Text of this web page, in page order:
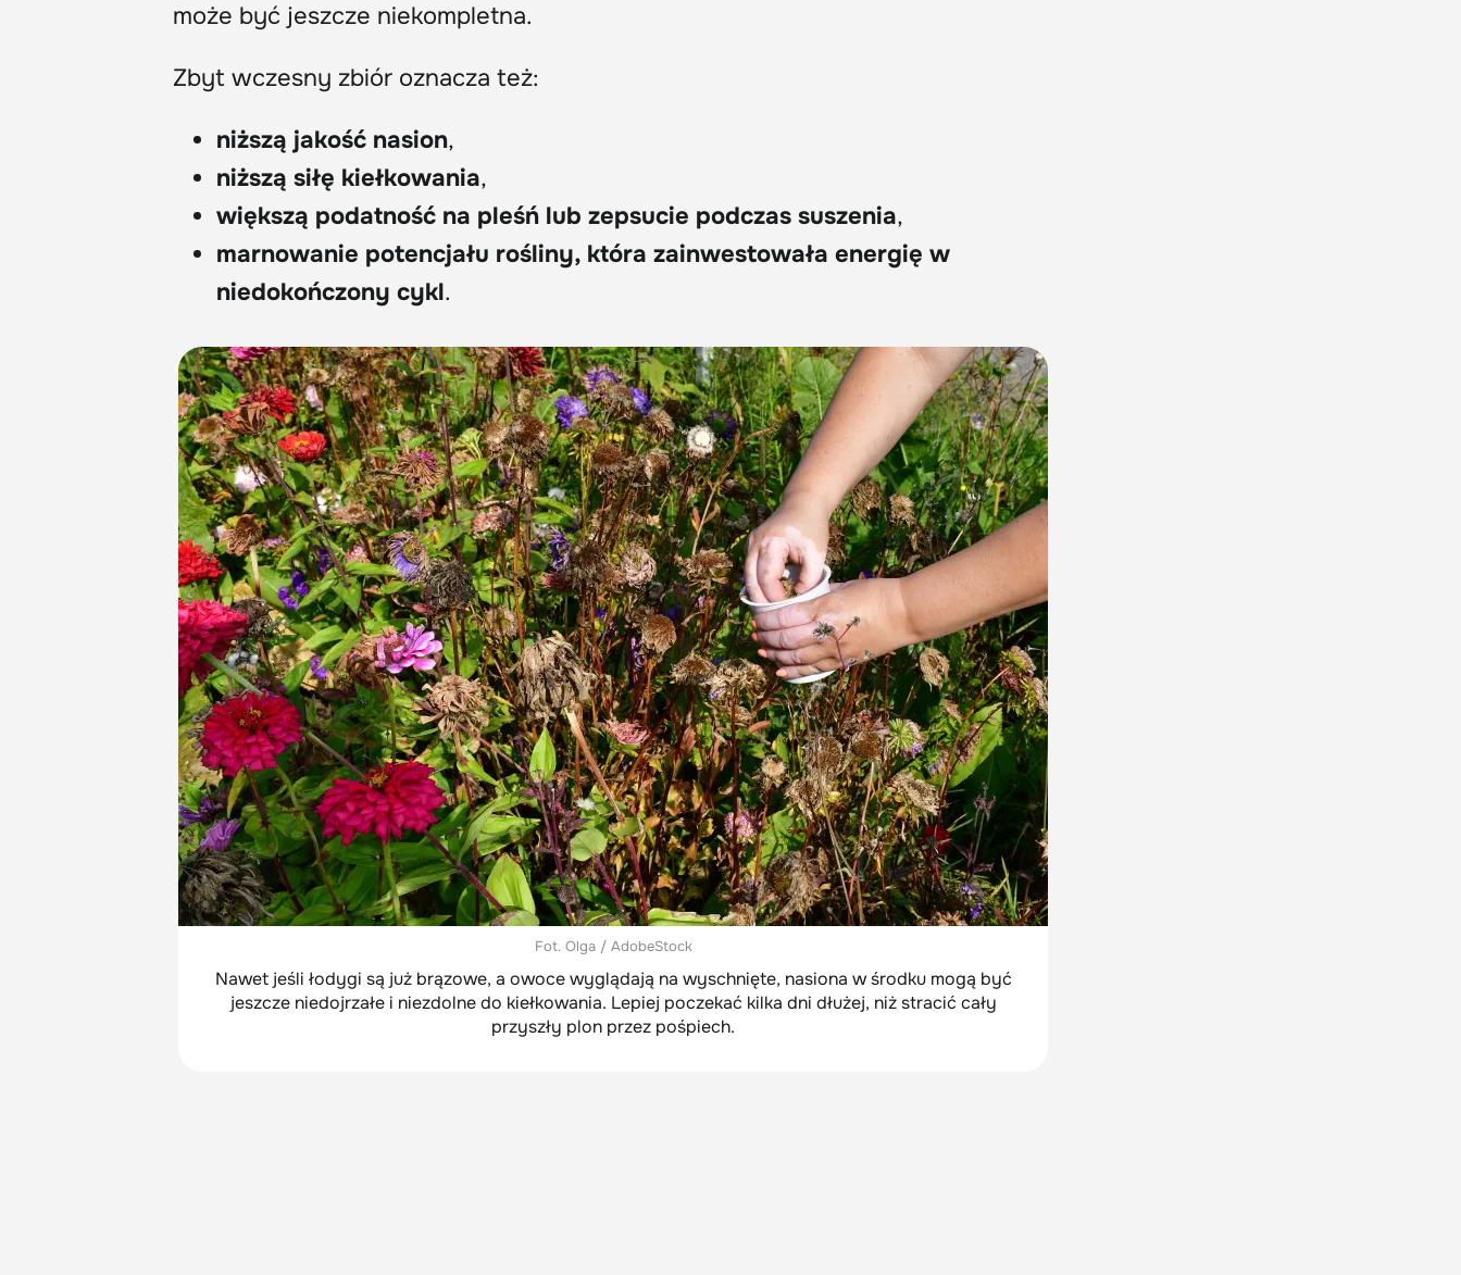
może być jeszcze niekompletna.
Zbyt wczesny zbiór oznacza też:
niższą jakość nasion,
niższą siłę kiełkowania,
większą podatność na pleśń lub zepsucie podczas suszenia,
marnowanie potencjału rośliny, która zainwestowała energię w
niedokończony cykl.
Fot. Olga / AdobeStock
Nawet jeśli łodygi są już brązowe, a owoce wyglądają na wyschnięte, nasiona w środku mogą być
jeszcze niedojrzałe i niezdolne do kiełkowania. Lepiej poczekać kilka dni dłużej, niż stracić cały
przyszły plon przez pośpiech.